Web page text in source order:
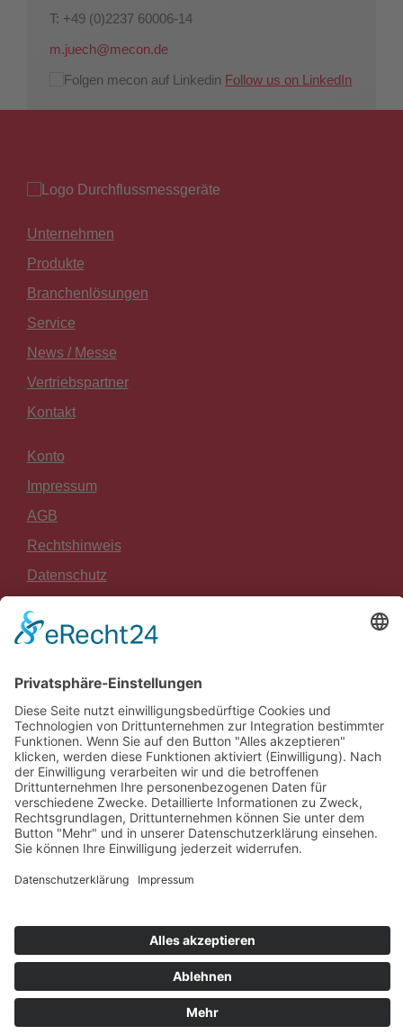
T: +49 (0)2237 60006-14
m.juech@mecon.de
Follow us on LinkedIn
Unternehmen
Produkte
Branchenlösungen
Service
News / Messe
Vertriebspartner
Kontakt
Konto
Impressum
AGB
Rechtshinweis
Datenschutz
Zahlung und Versand